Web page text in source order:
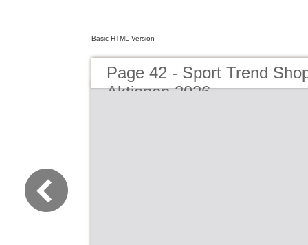
Basic HTML Version
Page 42 - Sport Trend
Aktionen 2026